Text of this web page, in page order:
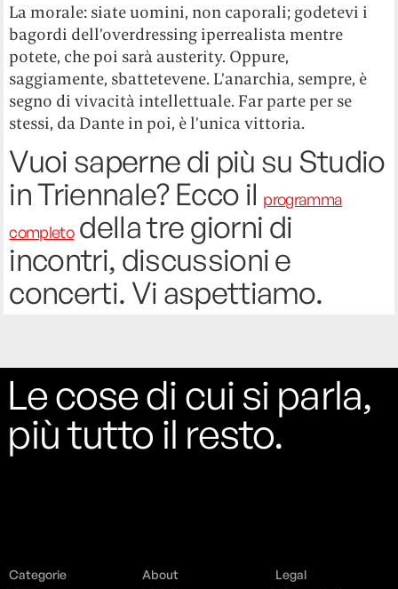
La morale: siate uomini, non caporali; godetevi i
bagordi dell’overdressing iperrealista mentre
potete, che poi sarà austerity. Oppure,
saggiamente, sbattetevene. L’anarchia, sempre, è
segno di vivacità intellettuale. Far parte per se
stessi, da Dante in poi, è l’unica vittoria.
Vuoi saperne di più su Studio
in Triennale? Ecco il programma
completodella tre giorni di
incontri, discussioni e
concerti. Vi aspettiamo.
Le cose di cui si parla,
più tutto il resto.
Categorie
About
Legal